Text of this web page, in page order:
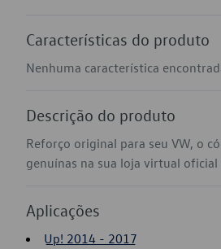
Características do produto
Nenhuma característica
Descrição do produto
Reforço original para seu VW, o
genuínas na sua loja virtual oficial
Aplicações
Up! 2014 - 2017